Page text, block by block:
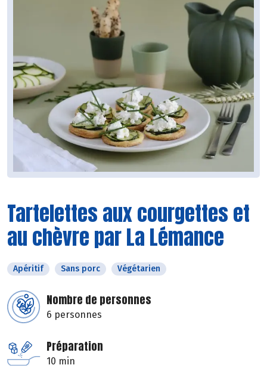
Tartelettes aux courgettes et
au chèvre par La Lémance
Apéritif Sans porc Végétarien
Nombre de personnes
6 personnes
Préparation
10 min